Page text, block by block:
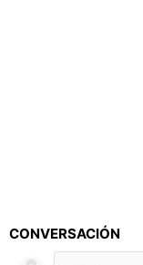
CONVERSACIÓN